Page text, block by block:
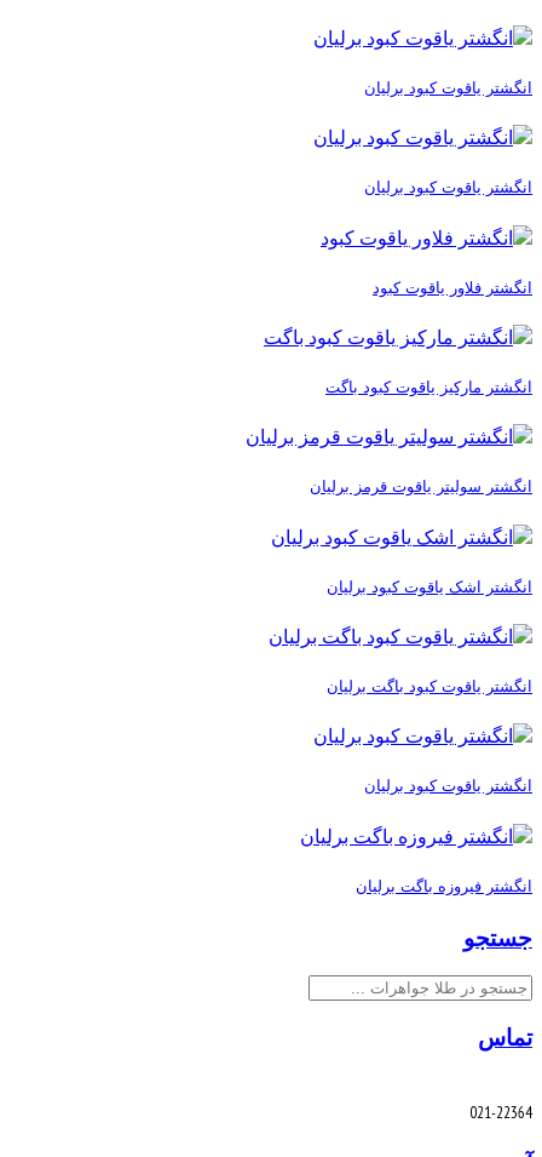
انگشتر یاقوت کبود برلیان
انگشتر یاقوت کبود برلیان
انگشتر فلاور یاقوت کبود
انگشتر مارکیز یاقوت کبود باگت
انگشتر سولیتر یاقوت قرمز برلیان
انگشتر اشک یاقوت کبود برلیان
انگشتر یاقوت کبود باگت برلیان
انگشتر یاقوت کبود برلیان
انگشتر فیروزه باگت برلیان
جستجو
جستجو
تماس
021-22364